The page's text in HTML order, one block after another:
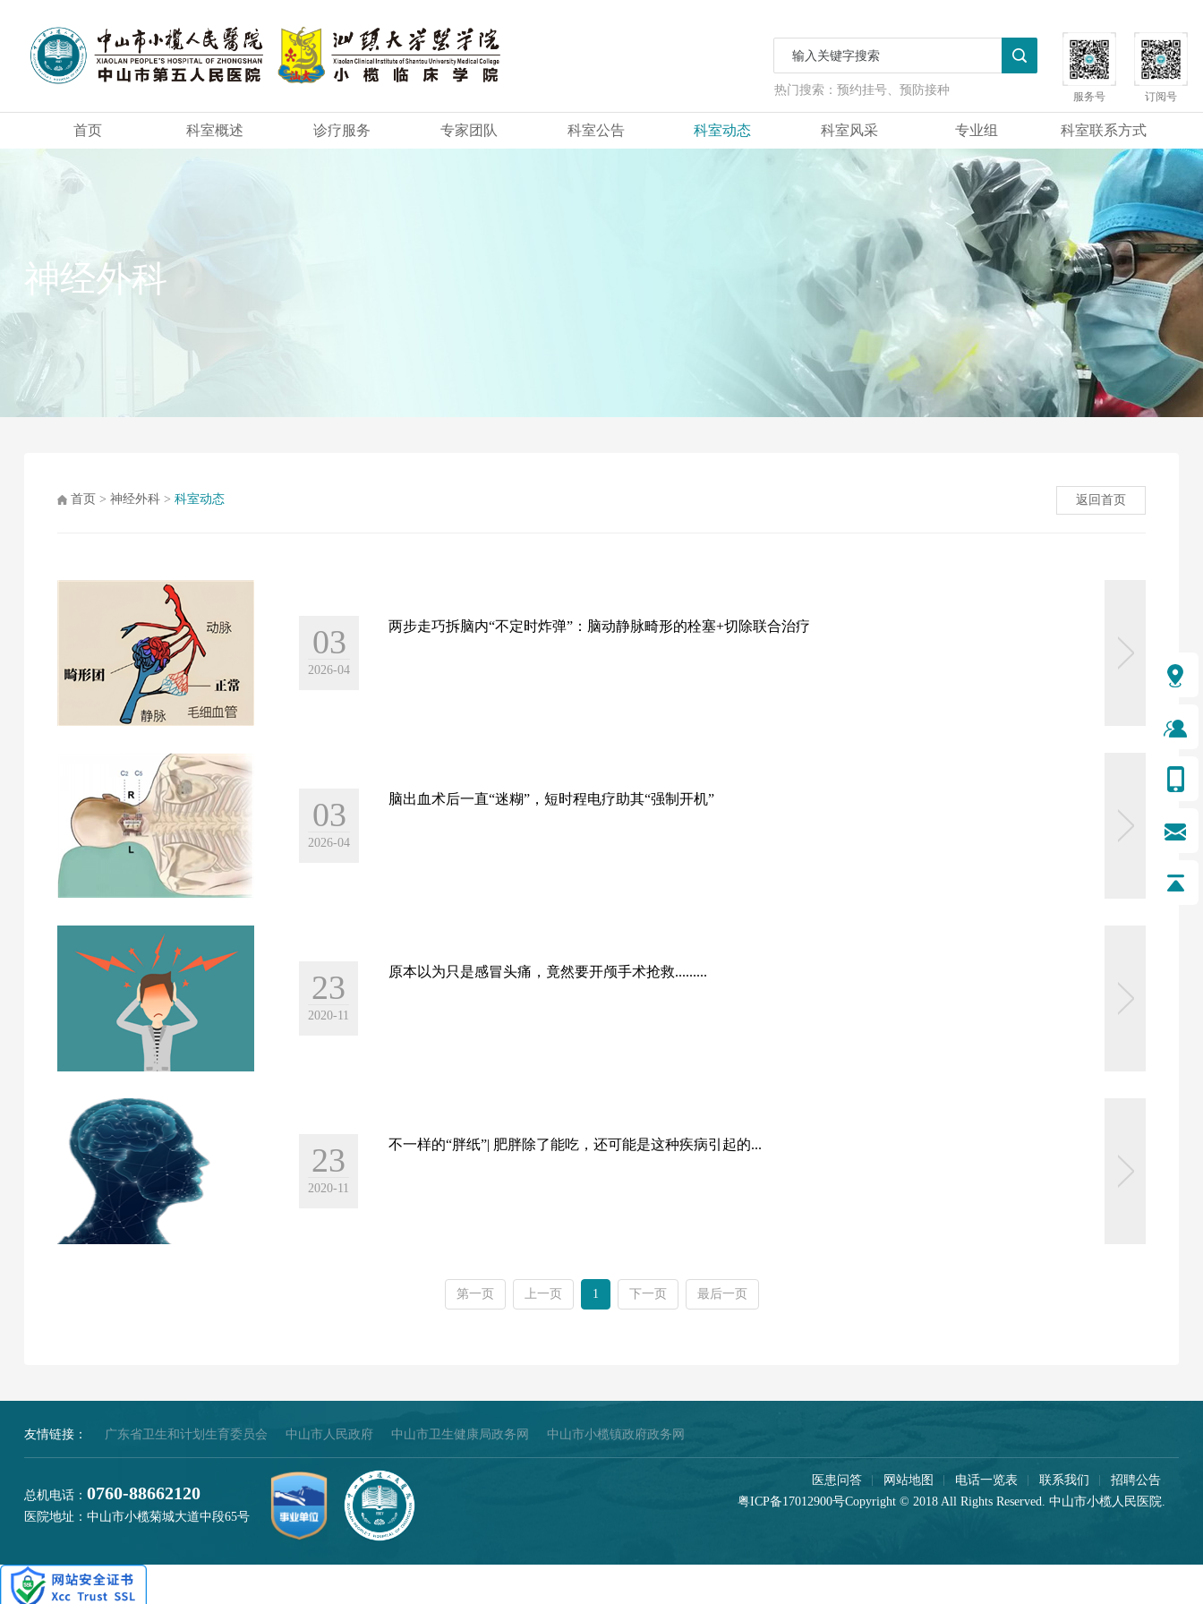
热门搜索：预约挂号、预防接种 服务号 订阅号
首页 科室概述 诊疗服务 专家团队 科室公告 科室动态 科室风采 专业组 科室联系方式
神经外科
返回首页
首页 >神经外科 >科室动态
两步走巧拆脑内“不定时炸弹”：脑动静脉畸形的栓塞+切除联合治疗
03
2026-04
脑出血术后一直“迷糊”，短时程电疗助其“强制开机”
03
2026-04
原本以为只是感冒头痛，竟然要开颅手术抢救.........
23
2020-11
不一样的“胖纸”| 肥胖除了能吃，还可能是这种疾病引起的...
23
2020-11
第一页 上一页 1 下一页 最后一页
友情链接： 广东省卫生和计划生育委员会 中山市人民政府 中山市卫生健康局政务网 中山市小榄镇政府政务网
总机电话： 0760-88662120
医院地址：中山市小榄菊城大道中段65号
医患问答 网站地图 电话一览表 联系我们
招聘公告
粤ICP备17012900号Copyright © 2018 All Rights Reserved. 中山市小榄人民医院.